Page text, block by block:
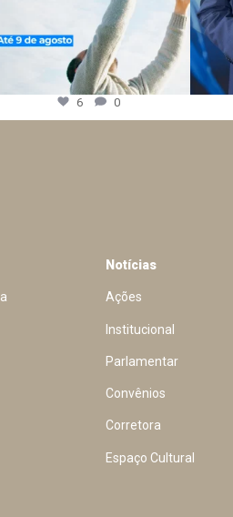
6 0
Notícias
Ações
Institucional
Parlamentar
Convênios
Corretora
Espaço Cultural